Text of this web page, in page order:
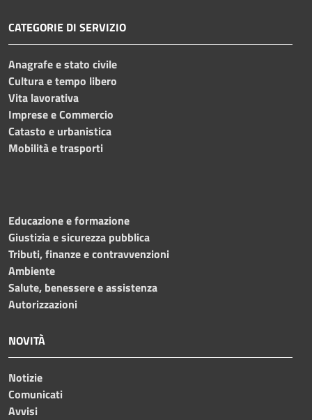
CATEGORIE DI SERVIZIO
Anagrafe e stato civile
Cultura e tempo libero
Vita lavorativa
Imprese e Commercio
Catasto e urbanistica
Mobilità e trasporti
Educazione e formazione
Giustizia e sicurezza pubblica
Tributi, finanze e contravvenzioni
Ambiente
Salute, benessere e assistenza
Autorizzazioni
NOVITÀ
Notizie
Comunicati
Avvisi